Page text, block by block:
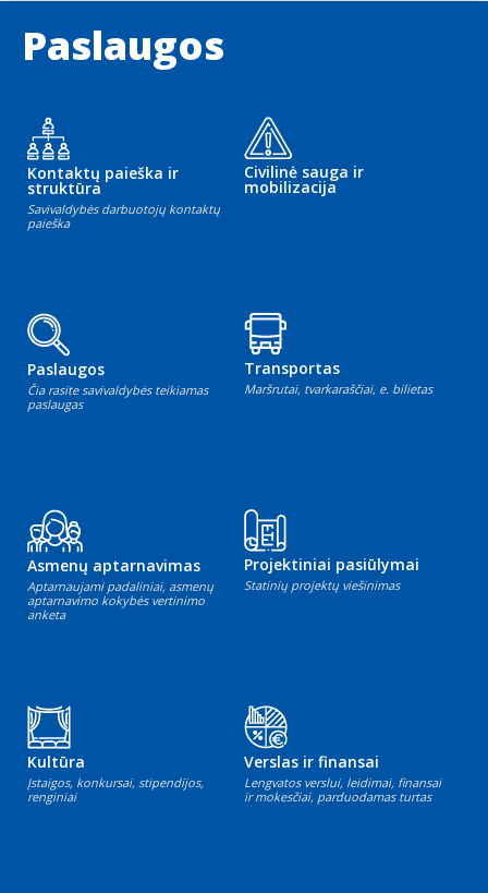
Paslaugos
Kontaktų paieška ir
struktūra
Savivaldybės darbuotojų kontaktų
paieška
Civilinė sauga ir
mobilizacija
Paslaugos
Čia rasite savivaldybės teikiamas
paslaugas
Transportas
Maršrutai, tvarkaraščiai, e. bilietas
Asmenų aptarnavimas
Aptarnaujami padaliniai, asmenų
aptarnavimo kokybės vertinimo
anketa
Projektiniai pasiūlymai
Statinių projektų viešinimas
Kultūra
Įstaigos, konkursai, stipendijos,
renginiai
Verslas ir finansai
Lengvatos verslui, leidimai, finansai
ir mokesčiai, parduodamas turtas